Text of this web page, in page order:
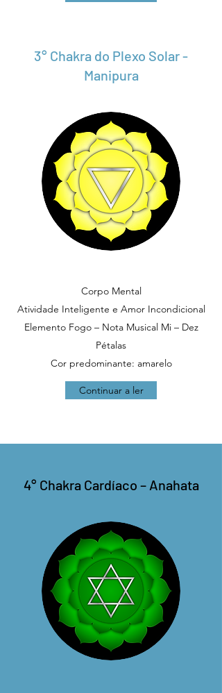
3° Chakra do Plexo Solar -
Manipura
Corpo Mental
Atividade Inteligente e Amor Incondicional
Elemento Fogo – Nota Musical Mi – Dez
Pétalas
Cor predominante: amarelo
Continuar a ler
4° Chakra Cardíaco – Anahata